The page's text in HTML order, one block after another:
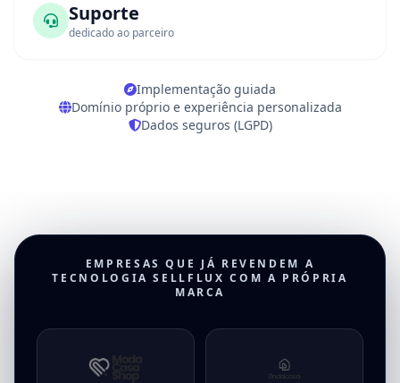
Suporte
dedicado ao parceiro
Implementação guiada
Domínio próprio e experiência personalizada
Dados seguros (LGPD)
Empresas parceiras White Label
EMPRESAS QUE JÁ REVENDEM A
TECNOLOGIA SELLFLUX COM A PRÓPRIA
MARCA